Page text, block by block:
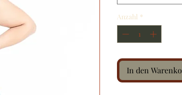
Anzahl *
In den